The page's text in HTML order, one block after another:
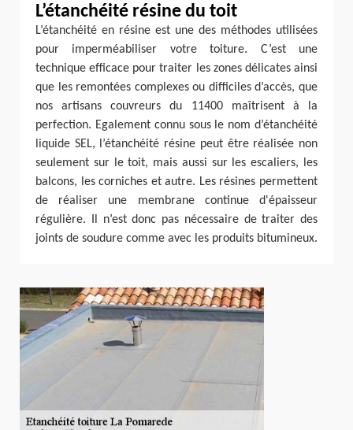
L’étanchéité résine du toit
L’étanchéité en résine est une des méthodes utilisées
pour imperméabiliser votre toiture. C’est une
technique efficace pour traiter les zones délicates ainsi
que les remontées complexes ou difficiles d’accès, que
nos artisans couvreurs du 11400 maîtrisent à la
perfection. Egalement connu sous le nom d’étanchéité
liquide SEL, l’étanchéité résine peut être réalisée non
seulement sur le toit, mais aussi sur les escaliers, les
balcons, les corniches et autre. Les résines permettent
de réaliser une membrane continue d'épaisseur
régulière. Il n’est donc pas nécessaire de traiter des
joints de soudure comme avec les produits bitumineux.